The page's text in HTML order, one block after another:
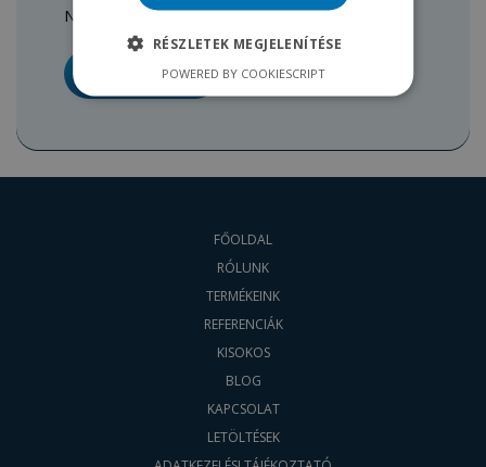
Ne hezitáljon, írjon nekünk.
BŐVEBBEN
FŐOLDAL
RÓLUNK
TERMÉKEINK
REFERENCIÁK
KISOKOS
BLOG
KAPCSOLAT
LETÖLTÉSEK
RÉSZLETEK MEGJELENÍTÉSE
POWERED BY COOKIESCRIPT